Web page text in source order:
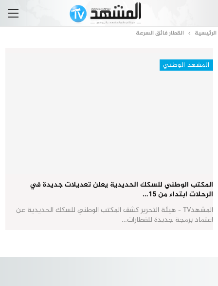
الرئيسية القطار فائق السرعة
المشهد الوطني
المكتب الوطني للسكك الحديدية يعلن تعديلات جديدة في
الرحلات ابتداء من 15…
المشهدTV - هيئة التحرير كشف المكتب الوطني للسكك الحديدية عن
اعتماد برمجة جديدة للقطارات…